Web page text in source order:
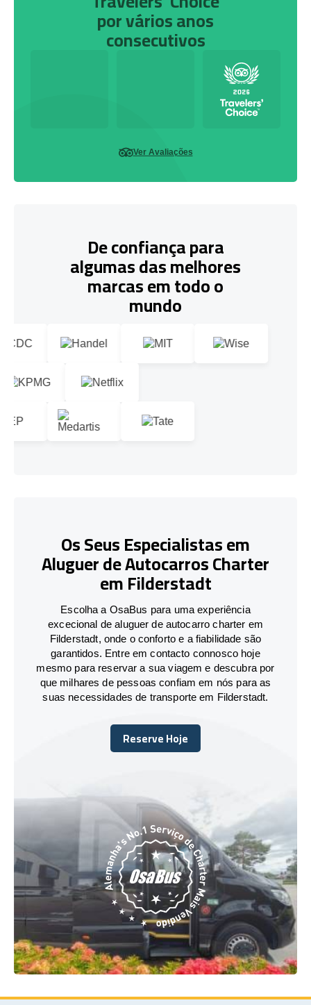
por vários anos
consecutivos
Ver Avaliações
De confiança para
algumas das melhores
marcas em todo o
mundo
Os Seus Especialistas em
Aluguer de Autocarros Charter
em Filderstadt
Escolha a OsaBus para uma experiência
excecional de aluguer de autocarro charter em
Filderstadt, onde o conforto e a fiabilidade são
garantidos. Entre em contacto connosco hoje
mesmo para reservar a sua viagem e descubra por
que milhares de pessoas confiam em nós para as
suas necessidades de transporte em Filderstadt.
Reserve Hoje
Reserve Hoje